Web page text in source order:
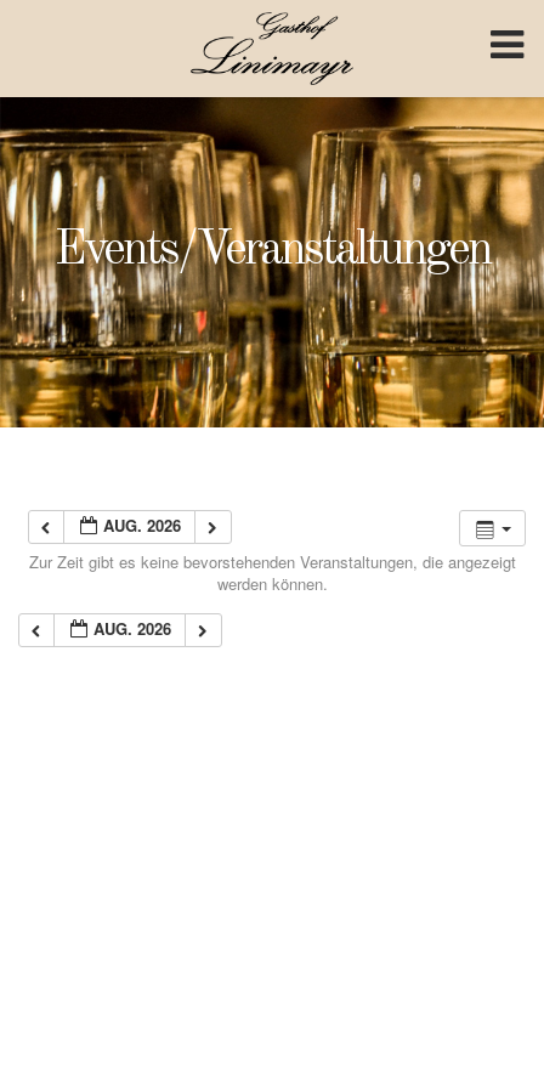
Events/Veranstaltungen
AUG. 2026
Zur Zeit gibt es keine bevorstehenden Veranstaltungen, die angezeigt
werden können.
AUG. 2026